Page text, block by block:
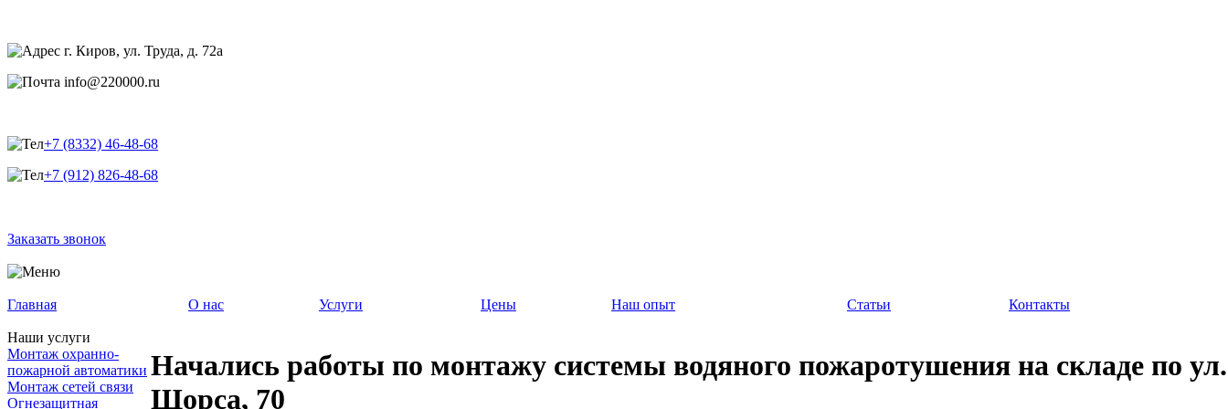
г. Киров, ул. Труда, д. 72а
info@220000.ru
+7 (8332) 46-48-68
+7 (912) 826-48-68
Заказать звонок
Главная О нас Услуги Цены Наш опыт Статьи Контакты
Наши услуги
Монтаж охранно-
пожарной автоматики
Монтаж сетей связи
Огнезащитная
Начались работы по монтажу системы водяного пожаротушения на складе по ул.
Щорса, 70